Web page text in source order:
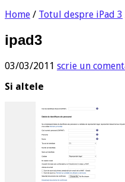
Home / Totul despre iPad 3
ipad3
03/03/2011 scrie un
Si altele